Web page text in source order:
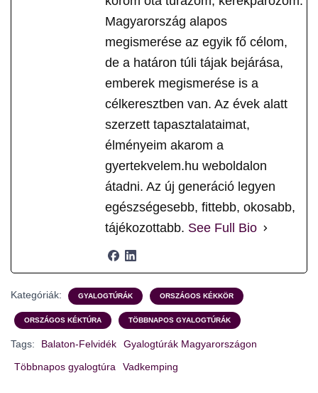
Magyarország alapos
megismerése az egyik fő célom,
de a határon túli tájak bejárása,
emberek megismerése is a
célkeresztben van. Az évek alatt
szerzett tapasztalataimat,
élményeim akarom a
gyertekvelem.hu weboldalon
átadni. Az új generáció legyen
egészségesebb, fittebb, okosabb,
tájékozottabb. See Full Bio
Kategóriák: GYALOGTÚRÁK ORSZÁGOS KÉKKÖR
ORSZÁGOS KÉKTÚRA TÖBBNAPOS GYALOGTÚRÁK
Tags: Balaton-Felvidék
Gyalogtúrák Magyarországon
Többnapos gyalogtúra
Vadkemping